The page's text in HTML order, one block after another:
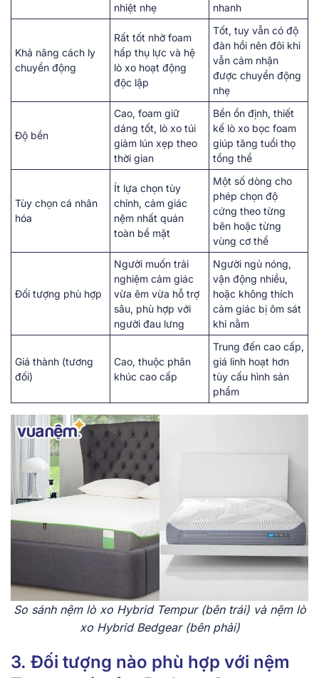
nhiệt nhẹ
nhanh
Khả năng cách ly
chuyển động
Rất tốt nhờ foam
hấp thụ lực và hệ
lò xo hoạt động
độc lập
Tốt, tuy vẫn có độ
đàn hồi nên đôi khi
vẫn cảm nhận
được chuyển động
nhẹ
Độ bền
Cao, foam giữ
dáng tốt, lò xo túi
giảm lún xẹp theo
thời gian
Bền ổn định, thiết
kế lò xo bọc foam
giúp tăng tuổi thọ
tổng thể
Tùy chọn cá nhân
hóa
Ít lựa chọn tùy
chỉnh, cảm giác
nệm nhất quán
toàn bề mặt
Một số dòng cho
phép chọn độ
cứng theo từng
bên hoặc từng
vùng cơ thể
Đối tượng phù hợp
Người muốn trải
nghiệm cảm giác
vừa êm vừa hỗ trợ
sâu, phù hợp với
người đau lưng
Người ngủ nóng,
vận động nhiều,
hoặc không thích
cảm giác bị ôm sát
khi nằm
Giá thành (tương
đối)
Cao, thuộc phân
khúc cao cấp
Trung đến cao cấp,
giá linh hoạt hơn
tùy cấu hình sản
phẩm
So sánh nệm lò xo Hybrid Tempur (bên trái) và nệm lò
xo Hybrid Bedgear (bên phải)
3. Đối tượng nào phù hợp với nệm